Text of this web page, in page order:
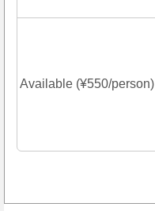
Available (¥550/person)